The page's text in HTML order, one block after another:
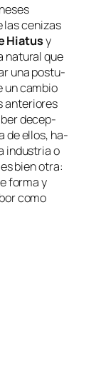
las ce­ni­zas
Hiatusy
na­tu­ral que
una pos­tu­
un cam­bio
an­te­rio­res
de­cep­
de ellos, ha­
in­dus­tria o
bien otra:
for­ma y
co­mo